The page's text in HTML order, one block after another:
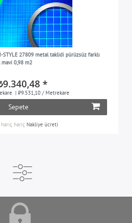
STYLE 27809 metal taklidi pürüzsüz farklı
0,98 m2
*
| ₺9.531,10 / Metrekare
Sepete
hariç hariç Nakliye ücreti